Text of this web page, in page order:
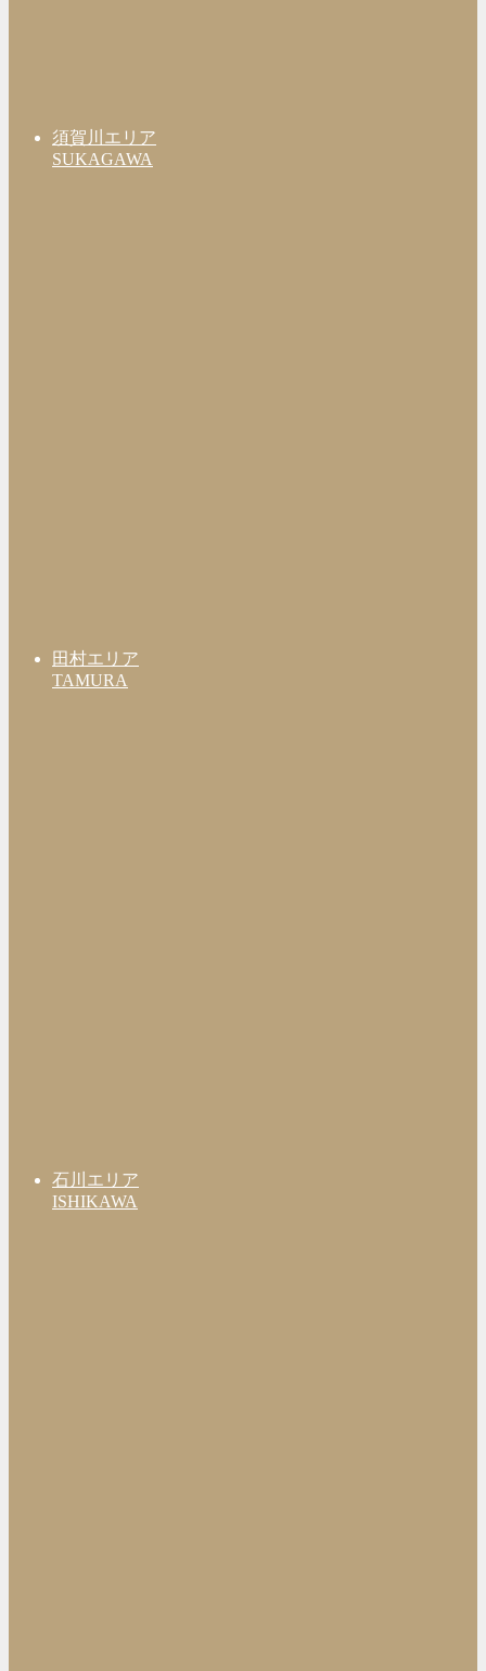
須賀川エリア
SUKAGAWA
田村エリア
TAMURA
石川エリア
ISHIKAWA